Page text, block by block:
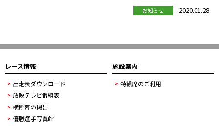
お知らせ 2020.01.28
レース情報
出走表ダウンロード
放映テレビ番組表
横断幕の掲出
優勝選手写真館
施設案内
特観席のご利用